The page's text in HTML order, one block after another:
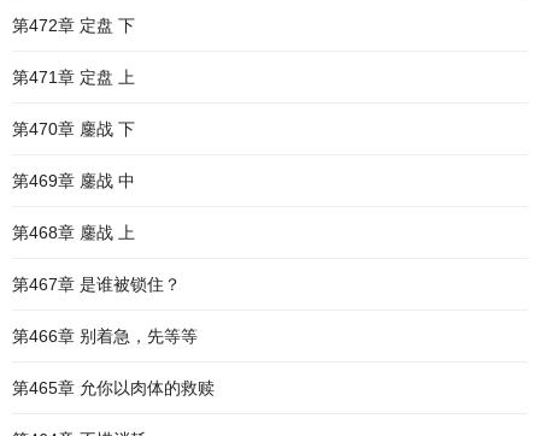
第472章 定盘 下
第471章 定盘 上
第470章 鏖战 下
第469章 鏖战 中
第468章 鏖战 上
第467章 是谁被锁住？
第466章 别着急，先等等
第465章 允你以肉体的救赎